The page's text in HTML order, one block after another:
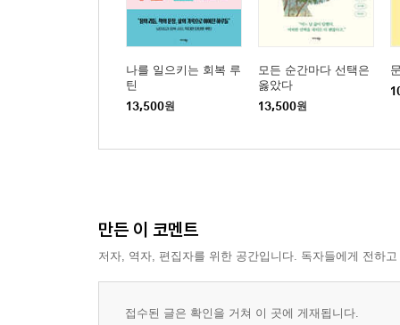
나를 일으키는 회복 루
틴
13,500원
모든 순간마다 선택은
옳았다
13,500원
만든 이 코멘트
저자, 역자, 편집자를 위한 공간입니다. 독자들에게 전하
접수된 글은 확인을 거쳐 이 곳에 게재됩니다.